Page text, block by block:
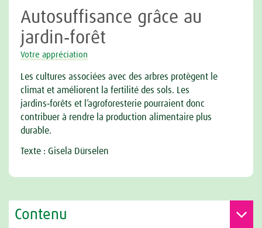
Autosuffisance grâce au
jardin‑forêt
Votre appréciation
Les cultures associées avec des arbres protègent le
climat et améliorent la fertilité des sols. Les
jardins‑forêts et l’agroforesterie pourraient donc
contribuer à rendre la production alimentaire plus
durable.
Texte : Gisela Dürselen
Contenu